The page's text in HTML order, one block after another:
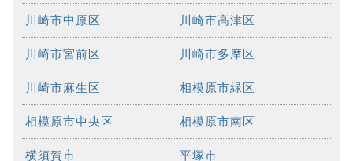
川崎市中原区 川崎市高津区
川崎市宮前区 川崎市多摩区
川崎市麻生区 相模原市緑区
相模原市中央区 相模原市南区
横須賀市 平塚市